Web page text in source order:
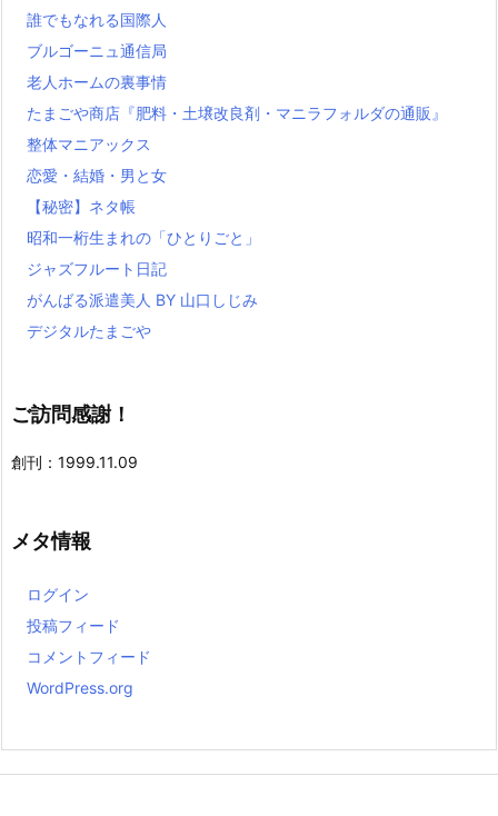
誰でもなれる国際人
ブルゴーニュ通信局
老人ホームの裏事情
たまごや商店『肥料・土壌改良剤・マニラフォルダの通販』
整体マニアックス
恋愛・結婚・男と女
【秘密】ネタ帳
昭和一桁生まれの「ひとりごと」
ジャズフルート日記
がんばる派遣美人 BY 山口しじみ
デジタルたまごや
ご訪問感謝！
創刊：1999.11.09
メタ情報
ログイン
投稿フィード
コメントフィード
WordPress.org